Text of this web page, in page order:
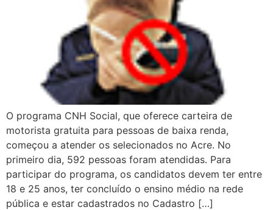
O programa CNH Social, que oferece carteira de
motorista gratuita para pessoas de baixa renda,
começou a atender os selecionados no Acre. No
primeiro dia, 592 pessoas foram atendidas. Para
participar do programa, os candidatos devem ter entre
18 e 25 anos, ter concluído o ensino médio na rede
pública e estar cadastrados no Cadastro […]